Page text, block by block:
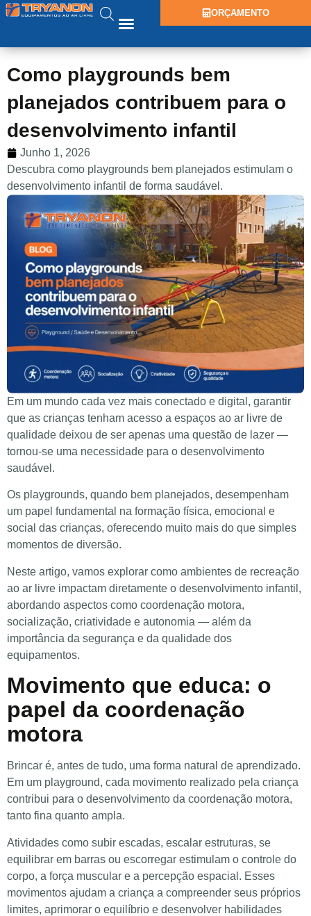
ORÇAMENTO
Como playgrounds bem
planejados contribuem para o
desenvolvimento infantil
Junho 1, 2026
Descubra como playgrounds bem planejados estimulam o
desenvolvimento infantil de forma saudável.
Em um mundo cada vez mais conectado e digital, garantir
que as crianças tenham acesso a espaços ao ar livre de
qualidade deixou de ser apenas uma questão de lazer —
tornou-se uma necessidade para o desenvolvimento
saudável.
Os playgrounds, quando bem planejados, desempenham
um papel fundamental na formação física, emocional e
social das crianças, oferecendo muito mais do que simples
momentos de diversão.
Neste artigo, vamos explorar como ambientes de recreação
ao ar livre impactam diretamente o desenvolvimento infantil,
abordando aspectos como coordenação motora,
socialização, criatividade e autonomia — além da
importância da segurança e da qualidade dos
equipamentos.
Movimento que educa: o
papel da coordenação
motora
Brincar é, antes de tudo, uma forma natural de aprendizado.
Em um playground, cada movimento realizado pela criança
contribui para o desenvolvimento da coordenação motora,
tanto fina quanto ampla.
Atividades como subir escadas, escalar estruturas, se
equilibrar em barras ou escorregar estimulam o controle do
corpo, a força muscular e a percepção espacial. Esses
movimentos ajudam a criança a compreender seus próprios
limites, aprimorar o equilíbrio e desenvolver habilidades